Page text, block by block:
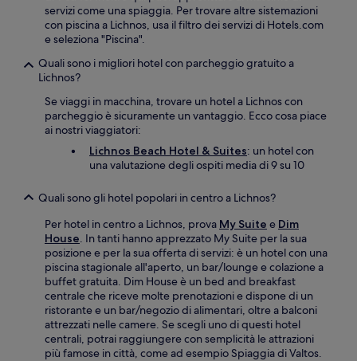
servizi come una spiaggia. Per trovare altre sistemazioni
con piscina a Lichnos, usa il filtro dei servizi di Hotels.com
e seleziona "Piscina".
Quali sono i migliori hotel con parcheggio gratuito a
Lichnos?
Se viaggi in macchina, trovare un hotel a Lichnos con
parcheggio è sicuramente un vantaggio. Ecco cosa piace
ai nostri viaggiatori:
Lichnos Beach Hotel & Suites: un hotel con
una valutazione degli ospiti media di 9 su 10
Quali sono gli hotel popolari in centro a Lichnos?
Per hotel in centro a Lichnos, prova My Suite e Dim
House. In tanti hanno apprezzato My Suite per la sua
posizione e per la sua offerta di servizi: è un hotel con una
piscina stagionale all'aperto, un bar/lounge e colazione a
buffet gratuita. Dim House è un bed and breakfast
centrale che riceve molte prenotazioni e dispone di un
ristorante e un bar/negozio di alimentari, oltre a balconi
attrezzati nelle camere. Se scegli uno di questi hotel
centrali, potrai raggiungere con semplicità le attrazioni
più famose in città, come ad esempio Spiaggia di Valtos.